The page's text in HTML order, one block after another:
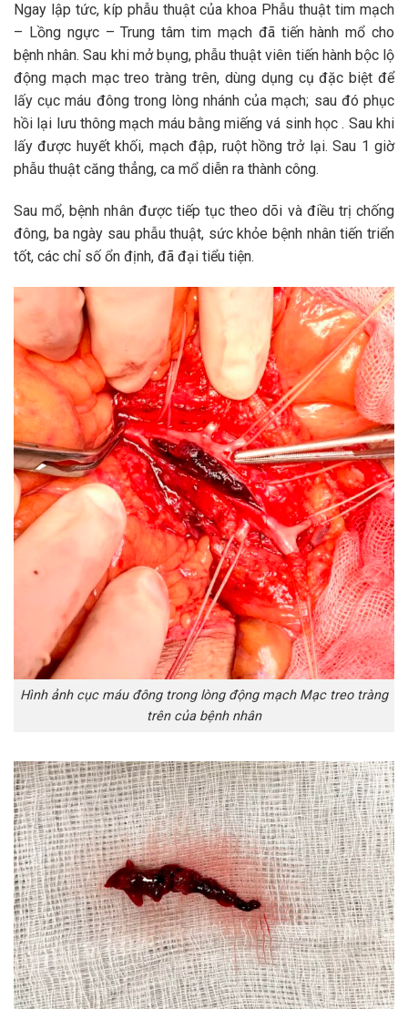
Ngay lập tức, kíp phẫu thuật của khoa Phẫu thuật tim mạch
– Lồng ngực – Trung tâm tim mạch đã tiến hành mổ cho
bệnh nhân. Sau khi mở bụng, phẫu thuật viên tiến hành bộc lộ
động mạch mạc treo tràng trên, dùng dụng cụ đặc biệt để
lấy cục máu đông trong lòng nhánh của mạch; sau đó phục
hồi lại lưu thông mạch máu bằng miếng vá sinh học . Sau khi
lấy được huyết khối, mạch đập, ruột hồng trở lại. Sau 1 giờ
phẫu thuật căng thẳng, ca mổ diễn ra thành công.
Sau mổ, bệnh nhân được tiếp tục theo dõi và điều trị chống
đông, ba ngày sau phẫu thuật, sức khỏe bệnh nhân tiến triển
tốt, các chỉ số ổn định, đã đại tiểu tiện.
Hình ảnh cục máu đông trong lòng động mạch Mạc treo tràng
trên của bệnh nhân